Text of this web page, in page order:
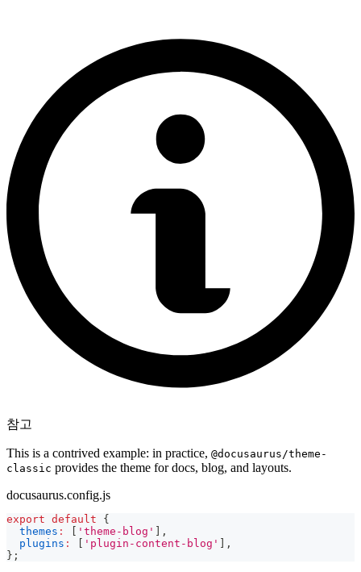
참고
This is a contrived example: in practice, @docusaurus/theme-
classic provides the theme for docs, blog, and layouts.
docusaurus.config.js
export default
{
themes : [ 'theme-blog' ] ,
plugins : [ 'plugin-content-blog' ] ,
} ;